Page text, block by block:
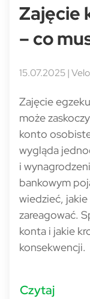
Zajęcie
– co
15.07.2025 |
Zajęcie
może
konto
wygląda
i
bankowym
wiedzieć, jakie
zareagować.
konta i jakie
konsekwencji.
Czytaj